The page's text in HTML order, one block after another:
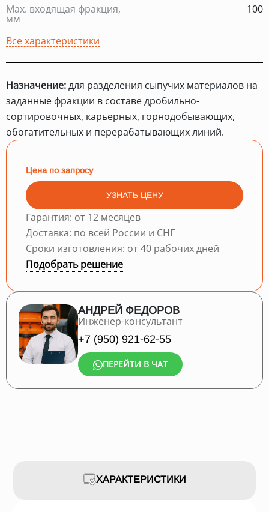
Max. входящая фракция,
мм
100
Все характеристики
Назначение:для разделения сыпучих материалов на
заданные фракции в составе дробильно-
сортировочных, карьерных, горнодобывающих,
обогатительных и перерабатывающих линий.
Цена по запросу
УЗНАТЬ ЦЕНУ
Гарантия: от 12 месяцев
Доставка: по всей России и СНГ
Сроки изготовления: от 40 рабочих дней
Подобрать решение
АНДРЕЙ ФЕДОРОВ
Инженер-консультант
+7 (950) 921-62-55
ПЕРЕЙТИ В ЧАТ
ХАРАКТЕРИСТИКИ